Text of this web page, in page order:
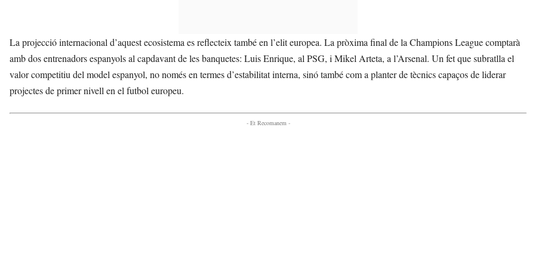
La projecció internacional d’aquest ecosistema es reflecteix també en l’elit europea. La pròxima final de la Champions League comptarà
amb dos entrenadors espanyols al capdavant de les banquetes: Luis Enrique, al PSG, i Mikel Arteta, a l’Arsenal. Un fet que subratlla el
valor competitiu del model espanyol, no només en termes d’estabilitat interna, sinó també com a planter de tècnics capaços de liderar
projectes de primer nivell en el futbol europeu.
- Et Recomanem -